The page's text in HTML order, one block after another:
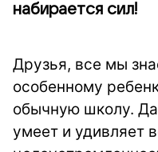
набирается сил!
Друзья, все мы
особенному
обычную школу.
умеет и удивляет